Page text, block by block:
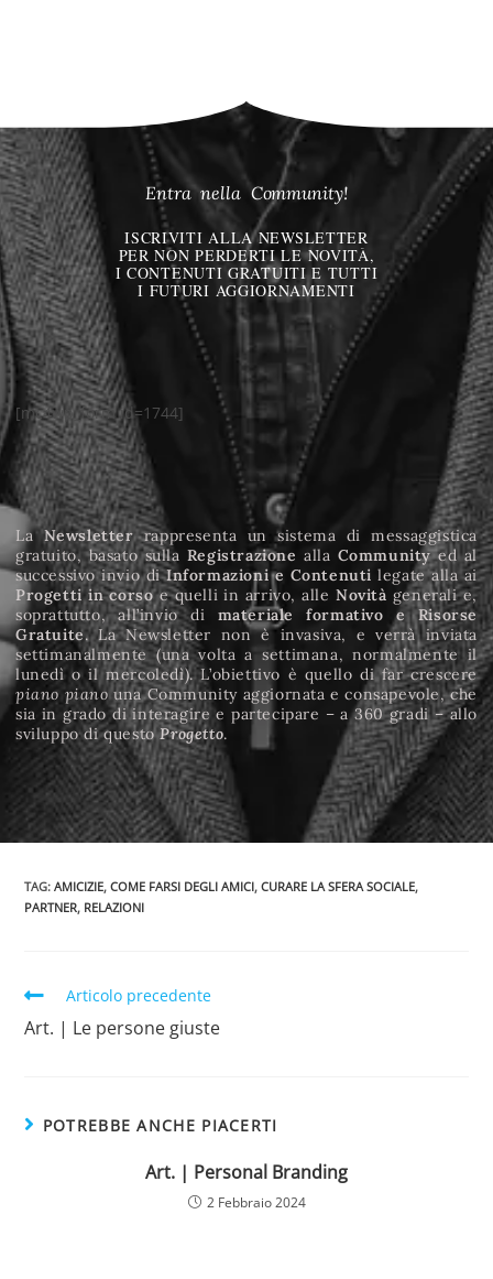
Entra nella Community!
ISCRIVITI ALLA NEWSLETTER
PER NON PERDERTI LE NOVITÀ,
I CONTENUTI GRATUITI E TUTTI
I FUTURI AGGIORNAMENTI
[mc4wp_form id=1744]
LaNewsletterrappresenta un sistema di messaggistica
gratuito, basato sulla Registrazione alla Communityed al
successivo invio diInformazioni e Contenutilegate alla ai
Progetti in corsoe quelli in arrivo, alle Novità generali e,
soprattutto, all’invio di materiale formativo e Risorse
Gratuite. La Newsletter non è invasiva, e verrà inviata
settimanalmente (una volta a settimana, normalmente il
lunedì o il mercoledì). L’obiettivo è quello di far crescere
piano pianouna Community aggiornata e consapevole, che
sia in grado di interagire e partecipare – a 360 gradi – allo
sviluppo di questoProgetto.
TAG:AMICIZIE, COME FARSI DEGLI AMICI, CURARE LA SFERA SOCIALE,
PARTNER, RELAZIONI
Articolo precedente
Art. | Le persone giuste
POTREBBE ANCHE PIACERTI
Art. | Personal Branding
2 Febbraio 2024